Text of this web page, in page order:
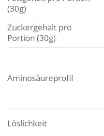
(30g)
Zuckergehalt pro
Portion (30g)
Aminosäureprofil
Löslichkeit